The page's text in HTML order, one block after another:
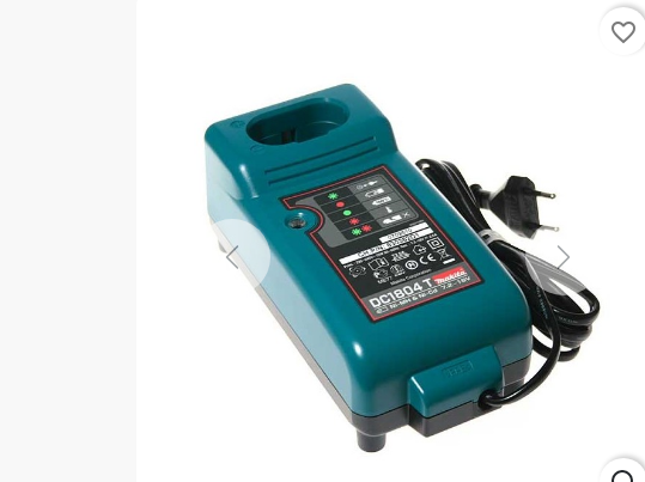
favorite_border
Previous Next